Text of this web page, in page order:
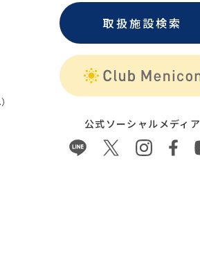
取扱施設検索
公式ソーシャルメディア